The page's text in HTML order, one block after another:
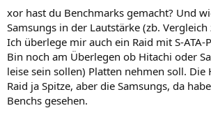
xor hast du Benchmarks gemacht? Und
Samsungs in der Lautstärke (zb.
Ich überlege mir auch ein Raid mit S-ATA-
Bin noch am Überlegen ob Hitachi oder
leise sein sollen) Platten nehmen soll. Die
Raid ja Spitze, aber die Samsungs, da
Benchs gesehen.